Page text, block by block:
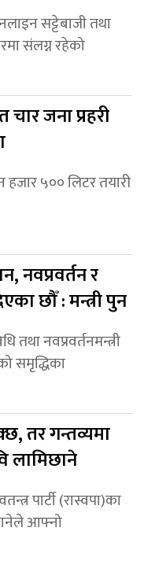
सट्टेबाजी तथा
संलग्न रहेको
जना प्रहरी
हजार ५०० लिटर तयारी
नवप्रवर्तन र
छौँ : मन्त्री पुन
तथा नवप्रवर्तनमन्त्री
समृद्धिका
तर गन्तव्यमा
लामिछाने
पार्टी (रास्वपा)का
आफ्नो